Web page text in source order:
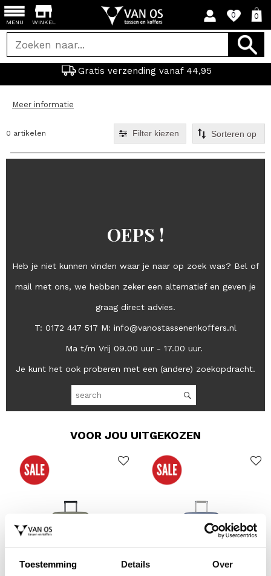
Toestemming Details Over
WINKEL
0 0
Gratis verzending vanaf 44,95
MENU
Meer informatie
0 artikelen Filter kiezen
OEPS !
Heb je niet kunnen vinden waar je naar op zoek was? Bel of
mail met ons, we hebben zeker een alternatief en geven je
graag direct advies.
T: 0172 447 517 M: info@vanostassenenkoffers.nl
Ma t/m Vrij 09.00 uur - 17.00 uur.
Je kunt het ook proberen met een (andere) zoekopdracht.
VOOR JOU UITGEKOZEN